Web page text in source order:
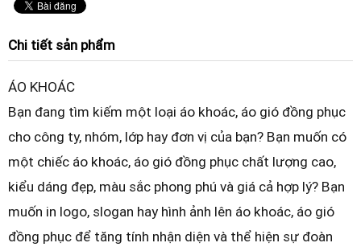
Chi tiết sản phẩm
ÁO KHOÁC
Bạn đang tìm kiếm một loại áo khoác, áo gió đồng phục
cho công ty, nhóm, lớp hay đơn vị của bạn? Bạn muốn có
một chiếc áo khoác, áo gió đồng phục chất lượng cao,
kiểu dáng đẹp, màu sắc phong phú và giá cả hợp lý? Bạn
muốn in logo, slogan hay hình ảnh lên áo khoác, áo gió
đồng phục để tăng tính nhận diện và thể hiện sự đoàn